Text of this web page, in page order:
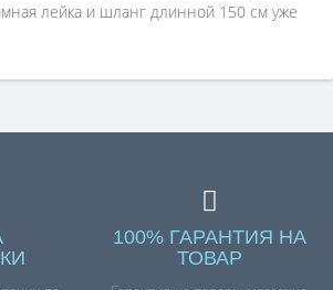
лейка и шланг длинной 150 см уже
100% ГАРАНТИЯ НА
ТОВАР